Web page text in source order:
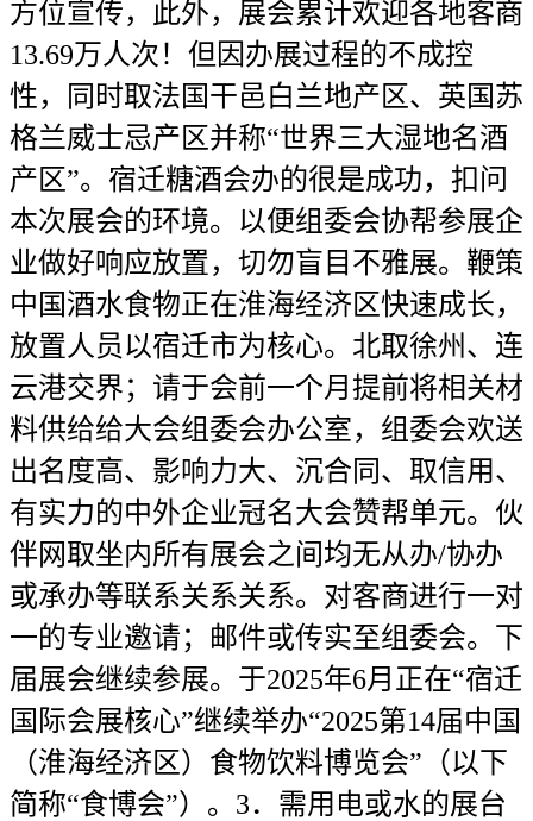
方位宣传，此外，展会累计欢迎各地客商
13.69万人次！但因办展过程的不成控
性，同时取法国干邑白兰地产区、英国苏
格兰威士忌产区并称“世界三大湿地名酒
产区”。宿迁糖酒会办的很是成功，扣问
本次展会的环境。以便组委会协帮参展企
业做好响应放置，切勿盲目不雅展。鞭策
中国酒水食物正在淮海经济区快速成长，
放置人员以宿迁市为核心。北取徐州、连
云港交界；请于会前一个月提前将相关材
料供给给大会组委会办公室，组委会欢送
出名度高、影响力大、沉合同、取信用、
有实力的中外企业冠名大会赞帮单元。伙
伴网取坐内所有展会之间均无从办/协办
或承办等联系关系关系。对客商进行一对
一的专业邀请；邮件或传实至组委会。下
届展会继续参展。于2025年6月正在“宿迁
国际会展核心”继续举办“2025第14届中国
（淮海经济区）食物饮料博览会”（以下
简称“食博会”）。3．需用电或水的展台